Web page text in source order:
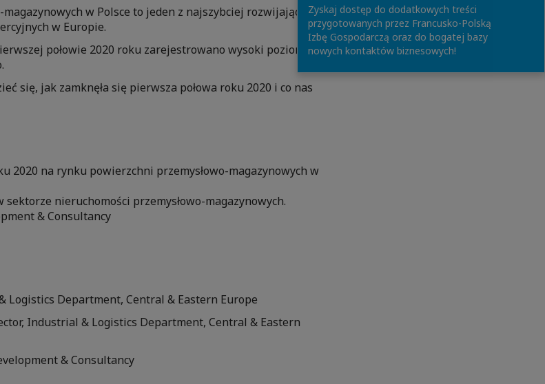
w Polsce to jeden z najszybciej rozwijających
w Europie.
połowie 2020 roku zarejestrowano wysoki poziom
się, jak zamknęła się pierwsza połowa roku 2020 i co nas
2020 na rynku powierzchni przemysłowo-magazynowych w
nieruchomości przemysłowo-magazynowych.
& Consultancy
Logistics Department, Central & Eastern Europe
Industrial & Logistics Department, Central & Eastern
& Consultancy
Zyskaj dostęp do dodatkowych treści
przygotowanych przez Francusko-Polską
Izbę Gospodarczą oraz do bogatej bazy
nowych kontaktów biznesowych!